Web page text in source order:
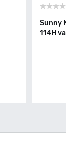
Sunny
114H